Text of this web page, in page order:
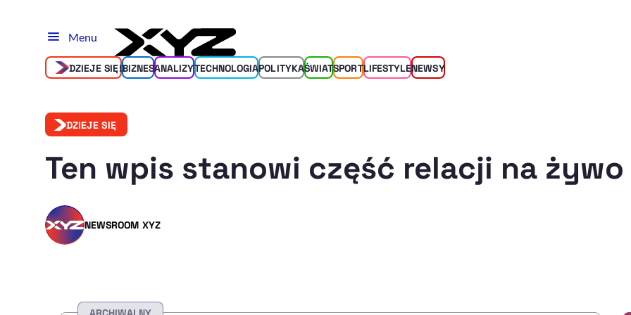
Menu
DZIEJE SIĘ!BIZNESANALIZYTECHNOLOGIAPOLITYKAŚWIATSPORTLIFESTYLENEWSY
DZIEJE SIĘ
Ten wpis stanowi część relacji na
NEWSROOM XYZ